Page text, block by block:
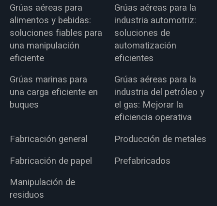
Grúas aéreas para
alimentos y bebidas:
soluciones fiables para
una manipulación
eficiente
Grúas aéreas para la
industria automotriz:
soluciones de
automatización
eficientes
Grúas marinas para
una carga eficiente en
buques
Grúas aéreas para la
industria del petróleo y
el gas: Mejorar la
eficiencia operativa
Fabricación general
Producción de metales
Fabricación de papel
Prefabricados
Manipulación de
residuos